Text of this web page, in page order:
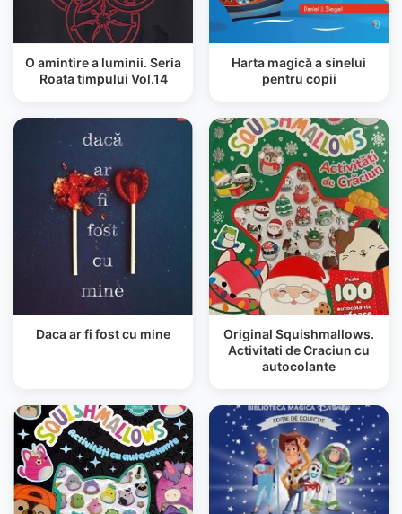
O amintire a luminii. Seria
Roata timpului Vol.14
Harta magică a sinelui
pentru copii
Daca ar fi fost cu mine
Original Squishmallows.
Activitati de Craciun cu
autocolante